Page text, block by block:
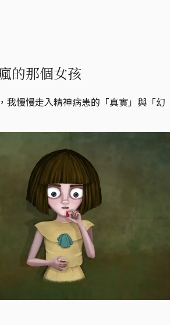
的那個女孩
我慢慢走入精神病患的「真實」與「幻